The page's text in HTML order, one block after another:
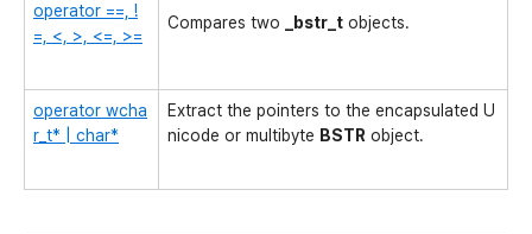
operator ==, !
=, <, >, <=, >=
Compares two _bstr_t objects.
operator wcha
r_t* | char*
Extract the pointers to the encapsulated U
nicode or multibyte BSTR object.